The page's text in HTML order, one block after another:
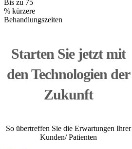
Bis zu 75
% kürzere
Behandlungszeiten
Starten Sie jetzt mit
den Technologien der
Zukunft
So übertreffen Sie die Erwartungen Ihrer
Kunden/ Patienten